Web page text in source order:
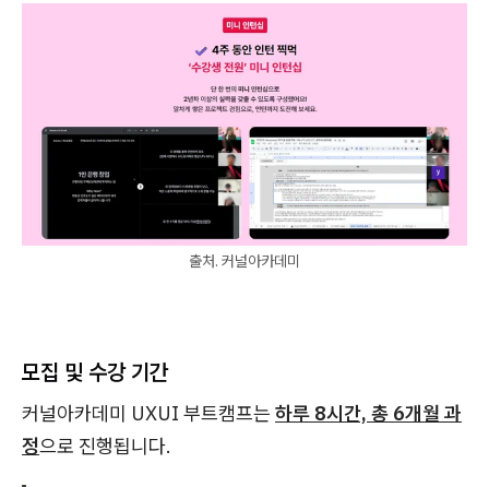
출처. 커널아카데미
모집 및 수강 기간
커널아카데미 UXUI 부트캠프는 하루 8시간, 총 6개월 과
정으로 진행됩니다.